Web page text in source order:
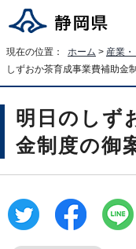
現在の位置： ホーム > 産業・
しずおか茶育成事業費補助金
明日のしず
金制度の御